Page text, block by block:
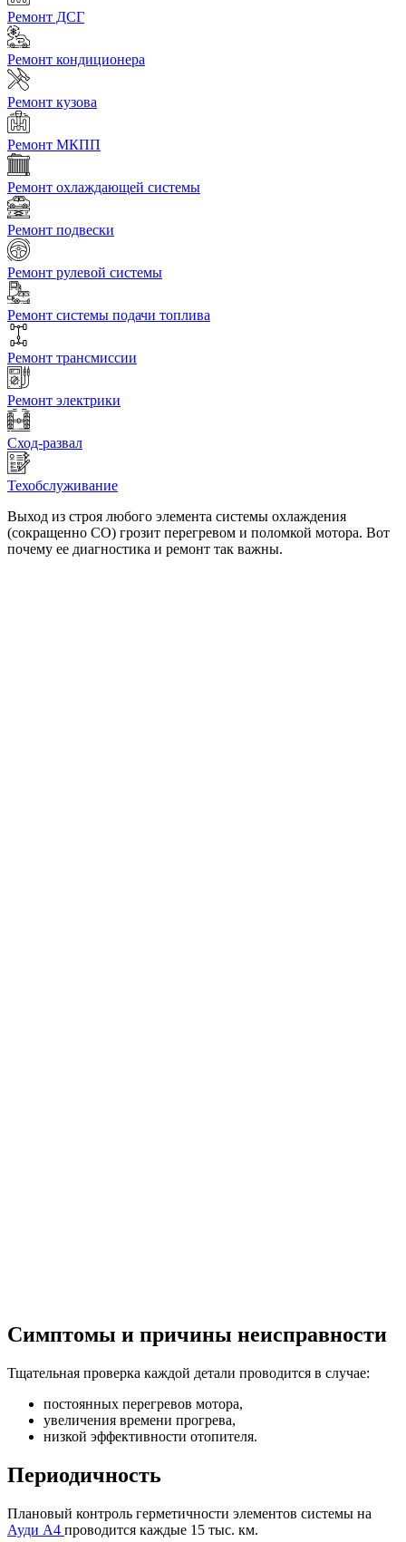
Ремонт ДСГ
Ремонт кондиционера
Ремонт кузова
Ремонт МКПП
Ремонт охлаждающей системы
Ремонт подвески
Ремонт рулевой системы
Ремонт системы подачи топлива
Ремонт трансмиссии
Ремонт электрики
Сход-развал
Техобслуживание
Выход из строя любого элемента системы охлаждения
(сокращенно СО) грозит перегревом и поломкой мотора. Вот
почему ее диагностика и ремонт так важны.
Симптомы и причины неисправности
Тщательная проверка каждой детали проводится в случае:
постоянных перегревов мотора,
увеличения времени прогрева,
низкой эффективности отопителя.
Периодичность
Плановый контроль герметичности элементов системы на
Ауди А4 проводится каждые 15 тыс. км.